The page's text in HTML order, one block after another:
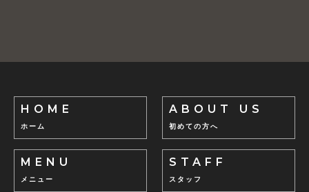
HOME
ホーム
ABOUT US
初めての方へ
MENU
メニュー
STAFF
スタッフ